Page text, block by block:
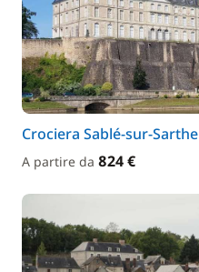
Crociera Sablé-sur-Sarthe
A partire da 824 €